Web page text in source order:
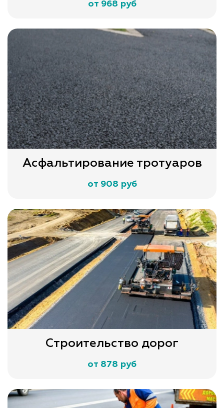
от 968 руб
Асфальтирование тротуаров
от 908 руб
Строительство дорог
от 878 руб